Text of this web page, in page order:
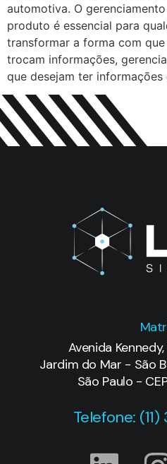
automotiva. O
produto é essencial para
transformar a forma com
trocam informações,
que desejam ter
Avenida
Jardim do Mar - São
São Paulo -
Telefone: